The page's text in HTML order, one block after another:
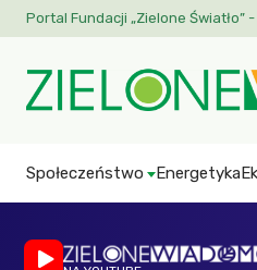
Portal Fundacji „Zielone Światło”
Społeczeństwo Energetyka